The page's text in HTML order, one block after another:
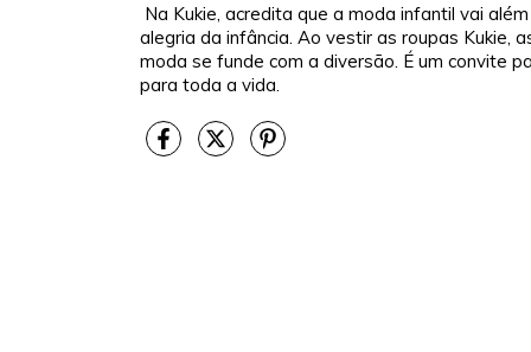
Na Kukie, acredita que a moda infantil vai
alegria da infância. Ao vestir as roupas Kukie,
moda se funde com a diversão. É um convite
para toda a vida.